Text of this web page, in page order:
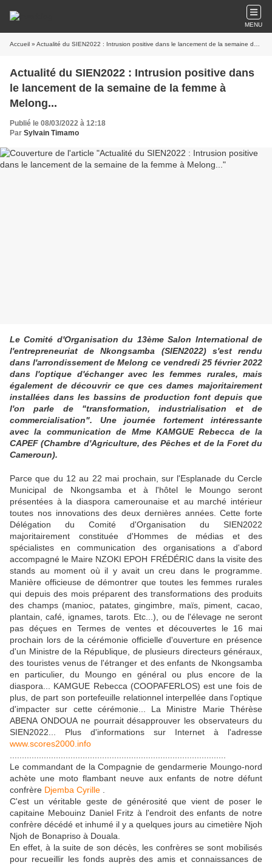
MENU
Accueil » Actualité du SIEN2022 : Intrusion positive dans le lancement de la semaine de la femme à Melong...
Actualité du SIEN2022 : Intrusion positive dans
le lancement de la semaine de la femme à
Melong...
Publié le 08/03/2022 à 12:18
Par Sylvain Timamo
Le Comité d'Organisation du 13ème Salon International de
l'entrepreneuriat de Nkongsamba (SIEN2022) s'est rendu
dans l'arrondissement de Melong ce vendredi 25 février 2022
dans l'optique d'échanger avec les femmes rurales, mais
également de découvrir ce que ces dames majoritairement
installées dans les bassins de production font depuis que
l'on parle de "transformation, industrialisation et de
commercialisation". Une journée fortement intéressante
avec la communication de Mme KAMGUE Rebecca de la
CAPEF (Chambre d'Agriculture, des Pêches et de la Foret du
Cameroun).
Parce que du 12 au 22 mai prochain, sur l'Esplanade du Cercle
Municipal de Nkongsamba et à l'hôtel le Moungo seront
présentées à la diaspora camerounaise et au marché intérieur
toutes nos innovations des deux dernières années. Cette forte
Délégation du Comité d'Organisation du SIEN2022
majoritairement constituée d'Hommes de médias et des
spécialistes en communication des organisations a d'abord
accompagné le Maire NZOKI EPOH FRÉDÉRIC dans la visite des
stands au moment où il y avait un creu dans le programme.
Manière officieuse de démontrer que toutes les femmes rurales
qui depuis des mois préparent des transformations des produits
des champs (manioc, patates, gingimbre, maïs, piment, cacao,
plantain, café, ignames, tarots. Etc...), ou de l'élevage ne seront
pas déçues en Termes de ventes et découvertes le 16 mai
prochain lors de la cérémonie officielle d'ouverture en présence
d'un Ministre de la République, de plusieurs directeurs généraux,
des touristes venus de l'étranger et des enfants de Nkongsamba
en particulier, du Moungo en général ou plus encore de la
diaspora... KAMGUE Rebecca (COOPAFERLOS) est une fois de
plus, de part son portefeuille relationnel interpellée dans l'optique
d'impacter sur cette cérémonie... La Ministre Marie Thérèse
ABENA ONDOUA ne pourrait désapprouver les observateurs du
SIEN2022... Plus d'informations sur Internet à l'adresse
www.scores2000.info
Le commandant de la Compagnie de gendarmerie Moungo-nord
achète une moto flambant neuve aux enfants de notre défunt
confrère Djemba Cyrille
C'est un véritable geste de générosité que vient de poser le
capitaine Mebouinz Daniel Fritz à l'endroit des enfants de notre
confrère décédé et inhumé il y a quelques jours au cimetière Njoh
Njoh de Bonapriso à Douala.
En effet, à la suite de son décès, les confrères se sont mobilisés
pour recueillir les fonds auprès des amis et connaissances de